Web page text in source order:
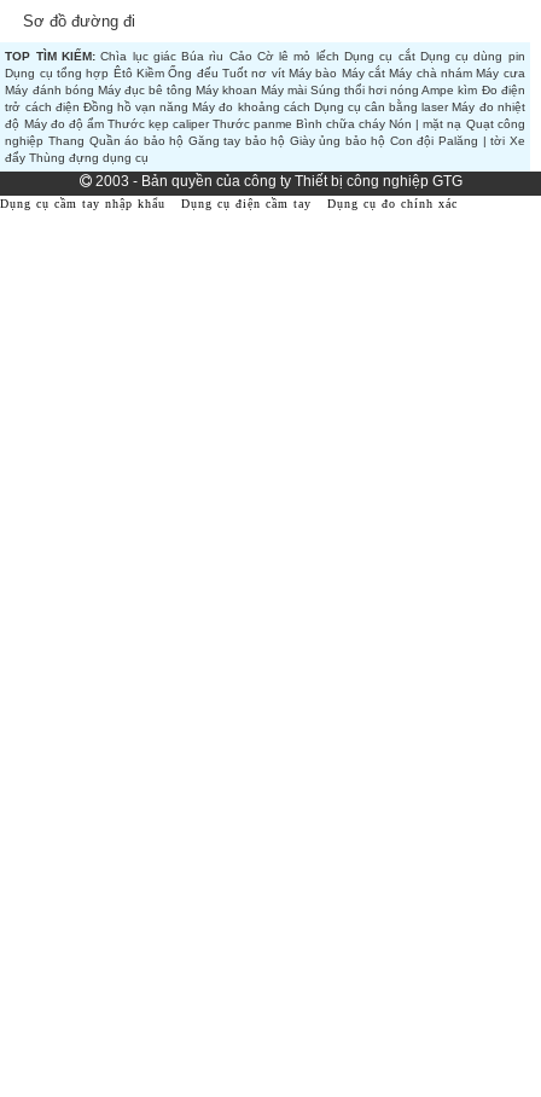
Sơ đồ đường đi
TOP TÌM KIẾM:Chìa lục giác Búa rìu Cảo Cờ lê mỏ lếch Dụng cụ cắt Dụng cụ dùng pin
Dụng cụ tổng hợp Êtô Kiềm Ống đếu Tuốt nơ vít Máy bào Máy cắt Máy chà nhám Máy cưa
Máy đánh bóng Máy đục bê tông Máy khoan Máy mài Súng thổi hơi nóng Ampe kìm Đo điện
trở cách điện Đồng hồ vạn năng Máy đo khoảng cách Dụng cụ cân bằng laser Máy đo nhiệt
độ Máy đo độ ẩm Thước kẹp caliper Thước panme Bình chữa cháy Nón | mặt nạ Quạt công
nghiệp Thang Quần áo bảo hộ Găng tay bảo hộ Giày ủng bảo hộ Con đội Palăng | tời Xe
đẩy Thùng đựng dụng cụ
2003 - Bản quyền của công ty Thiết bị công nghiệp GTG
Dụng cụ cầm tay nhập khẩu Dụng cụ điện cầm tay Dụng cụ đo chính xác